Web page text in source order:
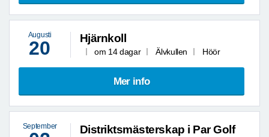
Mer info
Augusti
20 Hjärnkoll
om 14 dagar Älvkullen Höör
Mer info